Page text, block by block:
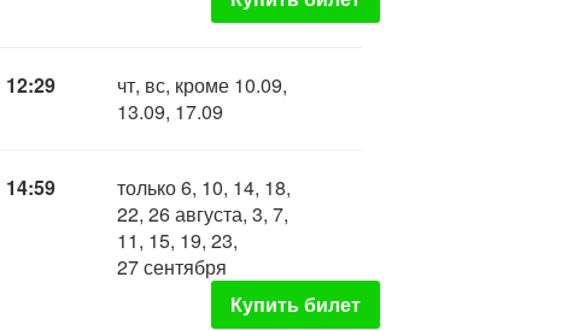
12:29
чт, вс, кроме 10.09,
13.09, 17.09
14:59
только 6, 10, 14, 18,
22, 26 августа, 3, 7,
11, 15, 19, 23,
27 сентября
Купить билет